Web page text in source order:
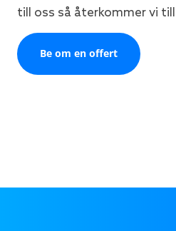
till oss så återkommer vi
Be om en offert